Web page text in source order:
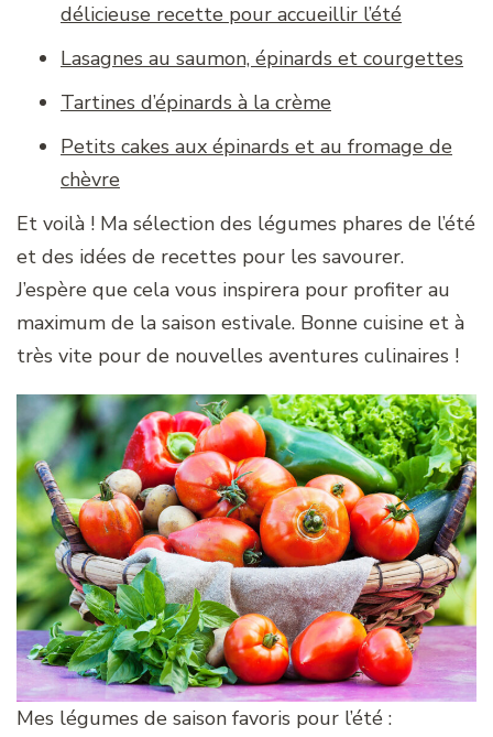
délicieuse recette pour accueillir l’été
Lasagnes au saumon, épinards et courgettes
Tartines d’épinards à la crème
Petits cakes aux épinards et au fromage de
chèvre
Et voilà ! Ma sélection des légumes phares de l’été
et des idées de recettes pour les savourer.
J’espère que cela vous inspirera pour profiter au
maximum de la saison estivale. Bonne cuisine et à
très vite pour de nouvelles aventures culinaires !
Mes légumes de saison favoris pour l’été :